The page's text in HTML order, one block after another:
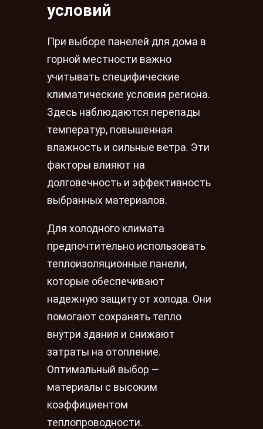
условий
При выборе панелей для дома в
горной местности важно
учитывать специфические
климатические условия региона.
Здесь наблюдаются перепады
температур, повышенная
влажность и сильные ветра. Эти
факторы влияют на
долговечность и эффективность
выбранных материалов.
Для холодного климата
предпочтительно использовать
теплоизоляционные панели,
которые обеспечивают
надежную защиту от холода. Они
помогают сохранять тепло
внутри здания и снижают
затраты на отопление.
Оптимальный выбор —
материалы с высоким
коэффициентом
теплопроводности.